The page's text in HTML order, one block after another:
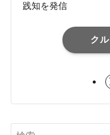
践知を発信
ク